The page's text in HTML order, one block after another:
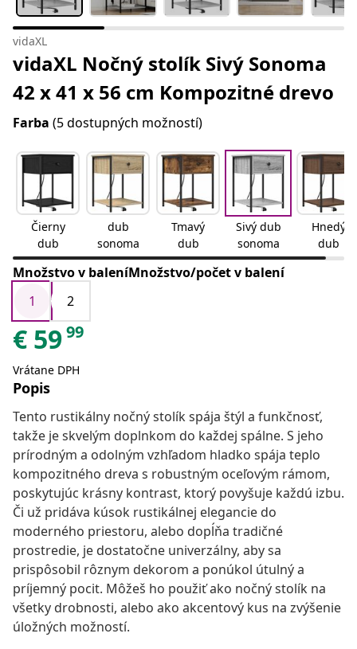
vidaXL
vidaXL Nočný stolík Sivý Sonoma
42 x 41 x 56 cm Kompozitné drevo
Farba (5 dostupných možností)
Čierny
dub
dub
sonoma
Tmavý
dub
Sivý dub
sonoma
Hnedý
dub
Množstvo v baleníMnožstvo/počet v balení
1
2
€ 5999
Vrátane DPH
Popis
Tento rustikálny nočný stolík spája štýl a funkčnosť,
takže je skvelým doplnkom do každej spálne. S jeho
prírodným a odolným vzhľadom hladko spája teplo
kompozitného dreva s robustným oceľovým rámom,
poskytujúc krásny kontrast, ktorý povyšuje každú izbu.
Či už pridáva kúsok rustikálnej elegancie do
moderného priestoru, alebo dopĺňa tradičné
prostredie, je dostatočne univerzálny, aby sa
prispôsobil rôznym dekorom a ponúkol útulný a
príjemný pocit. Môžeš ho použiť ako nočný stolík na
všetky drobnosti, alebo ako akcentový kus na zvýšenie
úložných možností.